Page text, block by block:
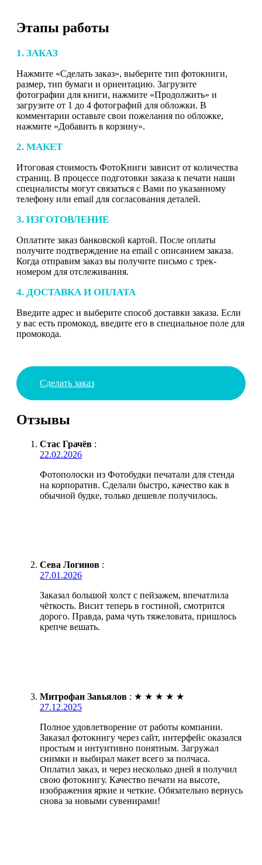
Этапы работы
1. ЗАКАЗ
Нажмите «Сделать заказ», выберите тип фотокниги,
размер, тип бумаги и ориентацию. Загрузите
фотографии для книги, нажмите «Продолжить» и
загрузите от 1 до 4 фотографий для обложки. В
комментарии оставьте свои пожелания по обложке,
нажмите «Добавить в корзину».
2. МАКЕТ
Итоговая стоимость ФотоКниги зависит от количества
страниц. В процессе подготовки заказа к печати наши
специалисты могут связаться с Вами по указанному
телефону или email для согласования деталей.
3. ИЗГОТОВЛЕНИЕ
Оплатите заказ банковской картой. После оплаты
получите подтверждение на email с описанием заказа.
Когда отправим заказ вы получите письмо с трек-
номером для отслеживания.
4. ДОСТАВКА И ОПЛАТА
Введите адрес и выберите способ доставки заказа. Если
у вас есть промокод, введите его в специальное поле для
промокода.
Сделать заказ
Отзывы
Стас Грачёв :
22.02.2026
Фотополоски из Фотобудки печатали для стенда
на корпоратив. Сделали быстро, качество как в
обычной будке, только дешевле получилось.
Сева Логинов :
27.01.2026
Заказал большой холст с пейзажем, впечатлила
чёткость. Висит теперь в гостиной, смотрится
дорого. Правда, рама чуть тяжеловата, пришлось
крепче вешать.
Митрофан Завьялов : ★ ★ ★ ★ ★
27.12.2025
Полное удовлетворение от работы компании.
Заказал фотокнигу через сайт, интерфейс оказался
простым и интуитивно понятным. Загружал
снимки и выбирал макет всего за полчаса.
Оплатил заказ, и через несколько дней я получил
свою фотокнигу. Качество печати на высоте,
изображения яркие и четкие. Обязательно вернусь
снова за новыми сувенирами!